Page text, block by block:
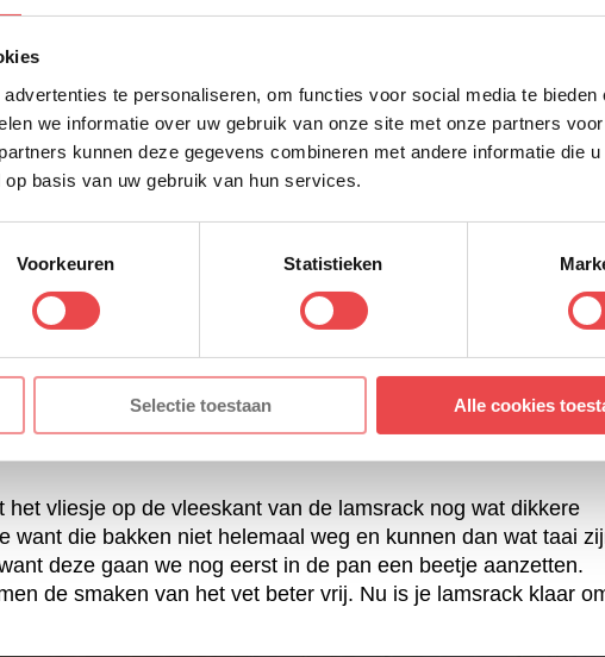
te personaliseren, om functies voor social media te bieden
we informatie over uw gebruik van onze site met onze partners
kunnen deze gegevens combineren met andere informatie die
basis van uw gebruik van hun services.
Voorkeuren Statistieken
Selectie toestaan Alle cookies
het vliesje op de vleeskant van de lamsrack nog wat dikkere
want die bakken niet helemaal weg en kunnen dan wat taai
deze gaan we nog eerst in de pan een beetje aanzetten.
de smaken van het vet beter vrij. Nu is je lamsrack klaar